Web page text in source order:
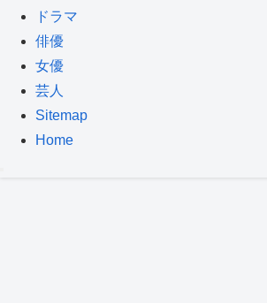
ドラマ
俳優
女優
芸人
Sitemap
Home